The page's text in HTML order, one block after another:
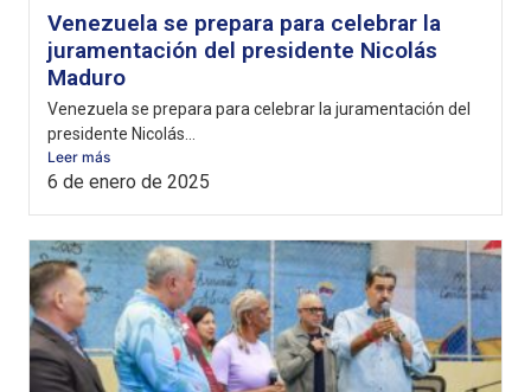
Venezuela se prepara para celebrar la
juramentación del presidente Nicolás
Maduro
Venezuela se prepara para celebrar la juramentación del
presidente Nicolás...
Leer más
6 de enero de 2025